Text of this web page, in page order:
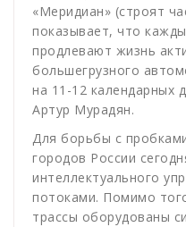
«Меридиан» (строят
показывает, что
продлевают жизнь
большегрузного
на 11-12 календарных
Артур Мурадян.
Для борьбы с
городов России
интеллектуального
потоками. Помимо
трассы оборудованы